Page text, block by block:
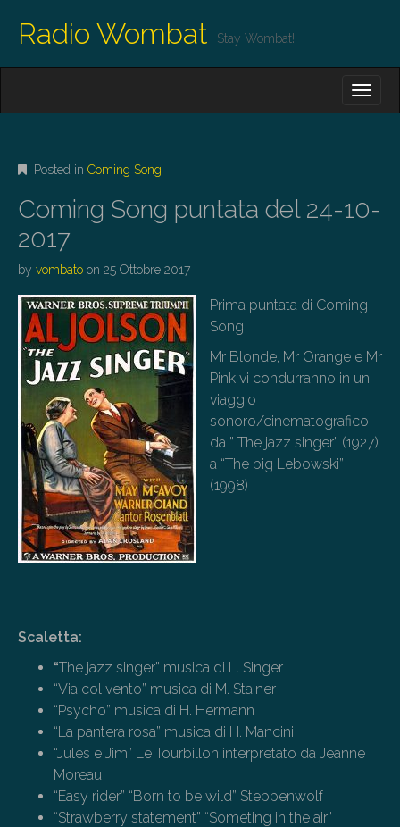
Radio Wombat Stay Wombat!
M
E
N
U
C
N
E
N
T
Posted in Coming Song
Coming Song puntata del 24-10-
2017
by vombato on 25 Ottobre 2017
Prima puntata di Coming
Song
Mr Blonde, Mr Orange e Mr
Pink vi condurranno in un
viaggio
sonoro/cinematografico
da ” The jazz singer” (1927)
a “The big Lebowski”
(1998)
Scaletta:
“The jazz singer” musica di L. Singer
“Via col vento” musica di M. Stainer
“Psycho” musica di H. Hermann
“La pantera rosa” musica di H. Mancini
“Jules e Jim” Le Tourbillon interpretato da Jeanne
Moreau
“Easy rider” “Born to be wild” Steppenwolf
“Strawberry statement” “Someting in the air”